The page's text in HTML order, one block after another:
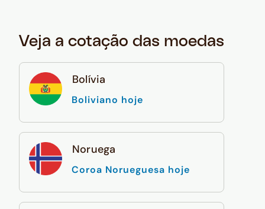
Veja a cotação das moedas
Bolívia
Boliviano hoje
Noruega
Coroa Norueguesa hoje